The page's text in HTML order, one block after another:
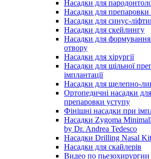
Насадки для
Насадки для
Насадки для синус-
Насадки для скейлингу
Насадки для
отвору
Насадки для хірургії
Насадки для щільної
імплантації
Насадки для щелепно-
Ортопедичні насадки
препаровки уступу
Фінішні насадки при
Насадки Zygoma
by Dr. Andrea Tedesco
Насадки Drilling Nasal Kit
Насадки для скайлерів
Видео по пьезохирургии